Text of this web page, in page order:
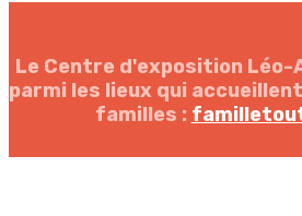
Le Centre d'exposition
parmi les lieux qui
familles :